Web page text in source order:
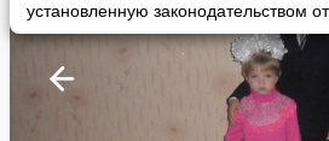
установленную законодательством